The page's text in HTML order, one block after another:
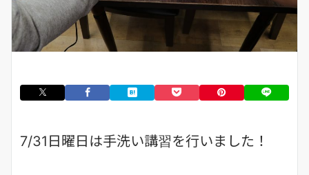
7/31日曜日は手洗い講習を行いました！